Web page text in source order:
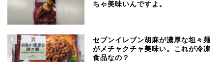
ちゃ美味いんですよ。
4
セブンイレブン胡麻が濃厚な坦々麺
がメチャクチャ美味い。これが冷凍
食品なの？